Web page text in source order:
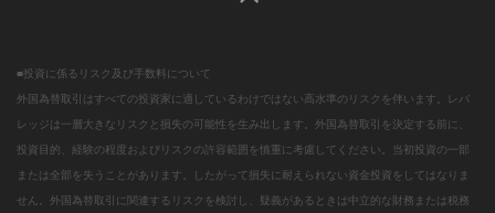
■投資に係るリスク及び手数料について
外国為替取引はすべての投資家に適しているわけではない高水準のリスクを伴います。レバ
レッジは一層大きなリスクと損失の可能性を生み出します。外国為替取引を決定する前に、
投資目的、経験の程度およびリスクの許容範囲を慎重に考慮してください。当初投資の一部
または全部を失うことがあります。したがって損失に耐えられない資金投資をしてはなりま
せん。外国為替取引に関連するリスクを検討し、疑義があるときは中立的な財務または税務